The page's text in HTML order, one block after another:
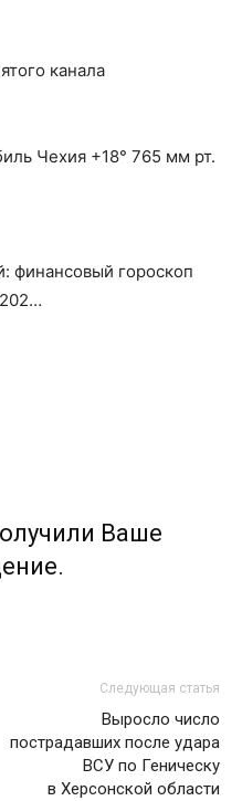
канала
Чехия +18° 765 мм рт.
финансовый гороскоп
Ваше
Следующая статья
Выросло число
пострадавших после удара
ВСУ по Геническу
в Херсонской области